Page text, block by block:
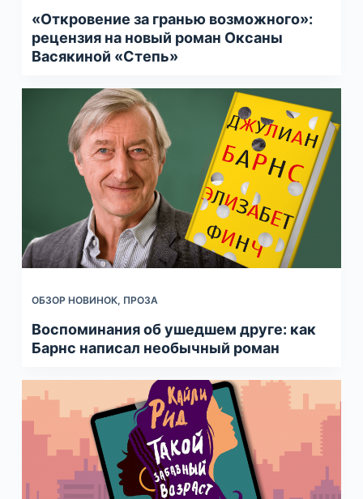
«Откровение за гранью возможного»:
рецензия на новый роман Оксаны
Васякиной «Степь»
ОБЗОР НОВИНОК, ПРОЗА
Воспоминания об ушедшем друге: как
Барнс написал необычный роман